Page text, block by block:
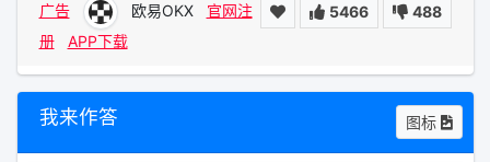
5466 488
广告 欧易OKX
官网注
册
APP下载
我来作答 图标